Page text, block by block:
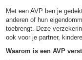
Met een AVP ben je
anderen of hun
toebrengt. Deze
ook voor je partner,
Waarom is een AVP